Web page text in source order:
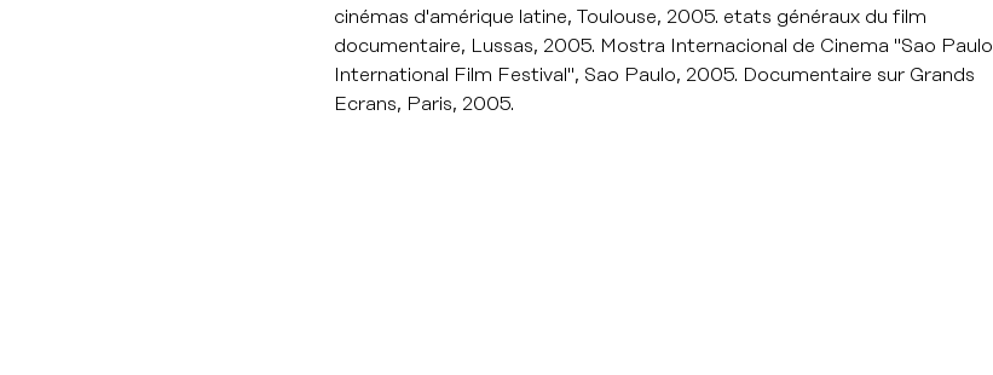
cinémas d'amérique latine, Toulouse, 2005. etats généraux du film
documentaire, Lussas, 2005. Mostra Internacional de Cinema "Sao Paulo
International Film Festival", Sao Paulo, 2005. Documentaire sur Grands
Ecrans, Paris, 2005.